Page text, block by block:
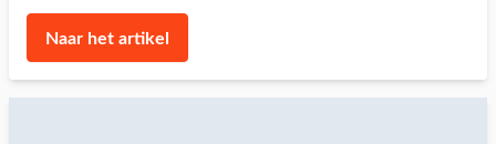
Naar het artikel